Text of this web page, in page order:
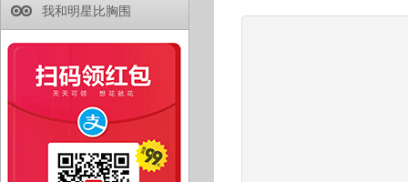
我和明星比胸围